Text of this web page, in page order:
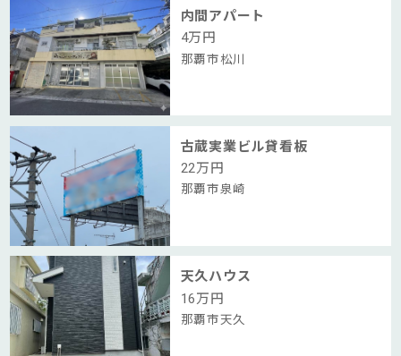
内間アパート
4万円
那覇市松川
古蔵実業ビル貸看板
22万円
那覇市泉崎
天久ハウス
16万円
那覇市天久